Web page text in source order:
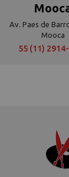
Av. Paes de
Mooca
55 (11)